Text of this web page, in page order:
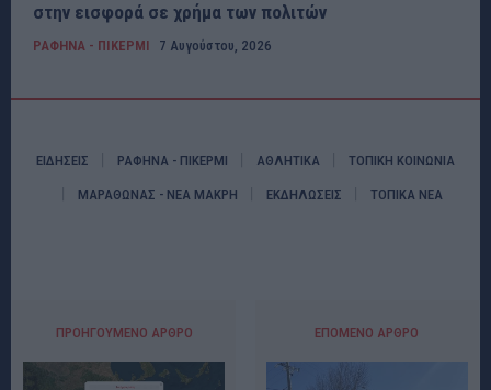
στην εισφορά σε χρήμα των πολιτών
ΡΑΦΗΝΑ - ΠΙΚΕΡΜΙ 7 Αυγούστου, 2026
ΕΙΔΗΣΕΙΣ ΡΑΦΗΝΑ - ΠΙΚΕΡΜΙ ΑΘΛΗΤΙΚΑ ΤΟΠΙΚΗ ΚΟΙΝΩΝΙΑ
ΜΑΡΑΘΩΝΑΣ - ΝΕΑ ΜΑΚΡΗ ΕΚΔΗΛΩΣΕΙΣ ΤΟΠΙΚΑ ΝΕΑ
ΠΡΟΗΓΟΎΜΕΝΟ ΆΡΘΡΟ ΕΠΌΜΕΝΟ ΆΡΘΡΟ